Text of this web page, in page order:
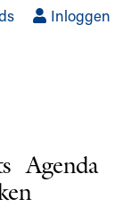
Inloggen
Agenda